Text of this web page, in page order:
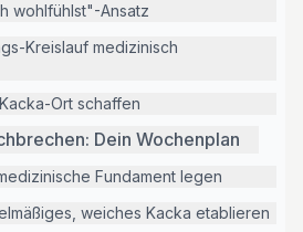
wohlfühlst"-Ansatz
Kreislauf medizinisch
Ort schaffen
Dein Wochenplan
Fundament legen
weiches Kacka etablieren